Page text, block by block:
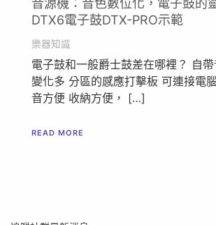
音源機：音色數位化，電子鼓的
DTX6電子鼓DTX-PRO示範
樂器知識
電子鼓和一般爵士鼓差在哪裡？ 自
變化多 分區的感應打擊板 可連接電
音方便 收納方便， […]
READ MORE